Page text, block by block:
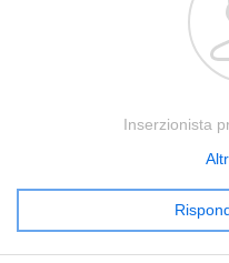
Inserzionista